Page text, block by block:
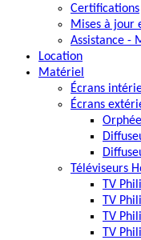
Certifications
Mises à jour
Assistance -
Location
Matériel
Écrans
Écrans
Orphée
Téléviseurs
TV
TV
TV
TV